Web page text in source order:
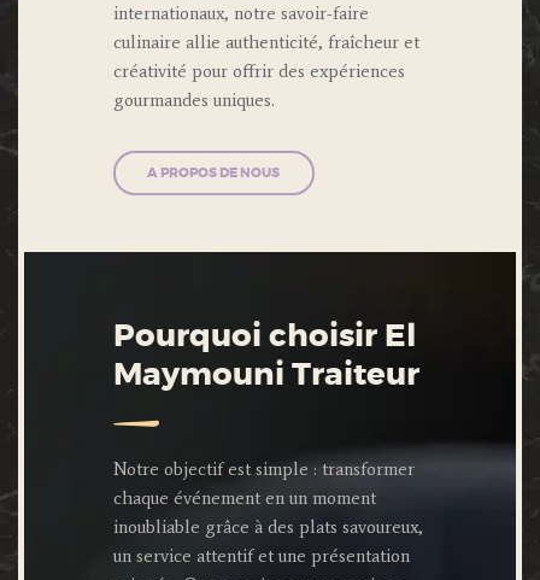
internationaux, notre savoir-faire
culinaire allie authenticité, fraîcheur et
créativité pour offrir des expériences
gourmandes uniques.
A PROPOS DE NOUS
Pourquoi choisir El
Maymouni Traiteur
Notre objectif est simple : transformer
chaque événement en un moment
inoubliable grâce à des plats savoureux,
un service attentif et une présentation